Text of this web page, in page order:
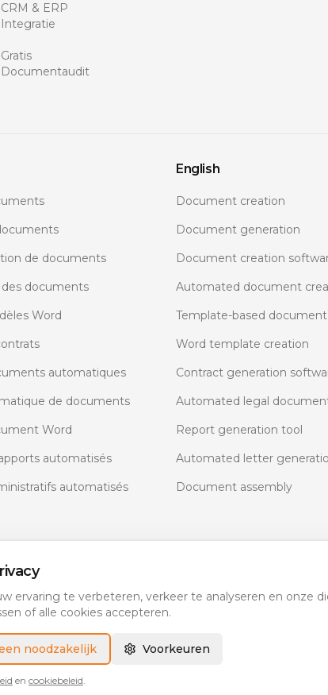
ervaring te verbeteren, verkeer te analyseren en onze
of alle cookies accepteren.
noodzakelijk Voorkeuren
en cookiebeleid.
CRM & ERP
Integratie
Gratis
Documentaudit
de documents
documents
Word
automatiques
de documents
Word
automatisés
automatisés
English
Document creation
Document generation
Document creation
Automated document
Template-based
Word template creation
Contract generation
Automated legal
Report generation tool
Automated letter
Document assembly
AI — juridisch.ai